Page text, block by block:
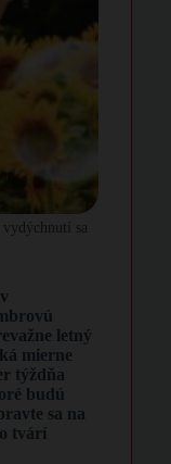
sa
letný
mierne
týždňa
budú
sa na
tvárí